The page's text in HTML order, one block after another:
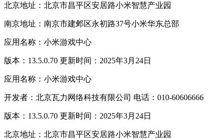
北京地址：北京市昌平区安居路小米智慧产业园
南京地址：南京市建邺区永初路37号小米华东总部
应用名称：小米游戏中心
版本：13.5.0.70 更新时间：2025年3月24日
应用名称：小米游戏中心
开发者：北京瓦力网络科技有限公司 电话：010-60606666
版本：13.5.0.70 更新时间：2025年3月24日
北京地址：北京市昌平区安居路小米智慧产业园